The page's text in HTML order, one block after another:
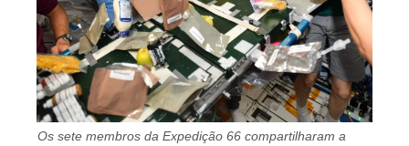
Os sete membros da Expedição 66 compartilharam a